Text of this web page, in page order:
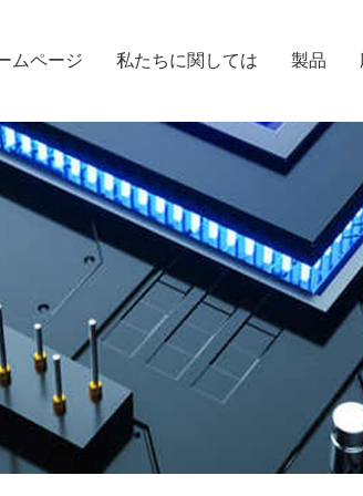
ムページ 私たちに関しては 製品